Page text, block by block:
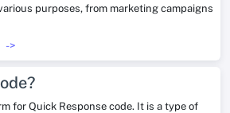
purposes, from marketing campaigns
->
for Quick Response code. It is a type of